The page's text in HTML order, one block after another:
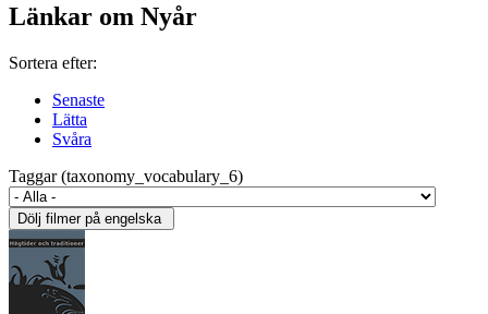
Länkar om Nyår
Sortera efter:
Senaste
Lätta
Svåra
Taggar (taxonomy_vocabulary_6)